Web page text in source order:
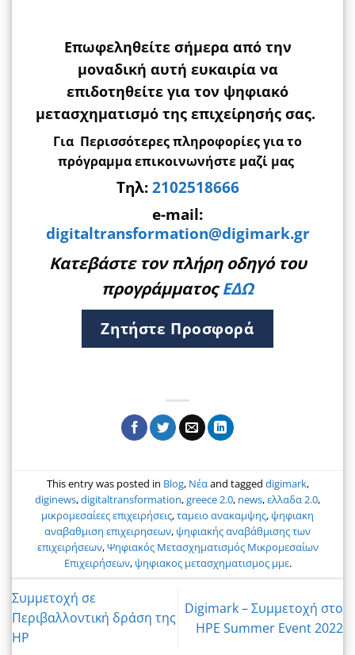
Επωφεληθείτε σήμερα από την
μοναδική αυτή ευκαιρία να
επιδοτηθείτε για τον ψηφιακό
μετασχηματισμό της επιχείρησής σας.
Για Περισσότερες πληροφορίες για το
πρόγραμμα επικοινωνήστε μαζί μας
Τηλ:2102518666
e-mail:
digitaltransformation@digimark.gr
Κατεβάστε τον πλήρη οδηγό του
προγράμματοςΕΔΩ
Ζητήστε Προσφορά
This entry was posted in Blog, Νέαand tagged digimark,
diginews,digitaltransformation,greece 2.0, news,ελλαδα 2.0,
μικρομεσαίεες επιχειρήσεις,ταμειο ανακαμψης, ψηφιακη
αναβαθμιση επιχειρησεων, ψηφιακής αναβάθμισης των
επιχειρήσεων,Ψηφιακός Μετασχηματισμός Μικρομεσαίων
Επιχειρήσεων, ψηφιακος μετασχηματισμος μμε.
Συμμετοχή σε
Περιβαλλοντική δράση της
HP
Digimark – Συμμετοχή στο
HPE Summer Event 2022